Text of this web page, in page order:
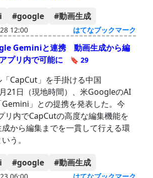
#google #動画生成
12:00 はてなブックマーク
Geminiと連携 動画生成から編
プリ内で可能に
🔖 29
CapCut」を手掛ける中国
21日（現地時間）、米GoogleのAI
」との提携を発表した。今
リ内でCapCutの高度な編集機能を
から編集までを一貫して行える環
う。
#google #動画生成